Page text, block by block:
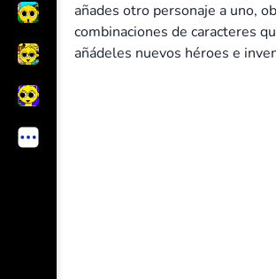
añades otro personaje a uno,
combinaciones de caracteres
añádeles nuevos héroes e